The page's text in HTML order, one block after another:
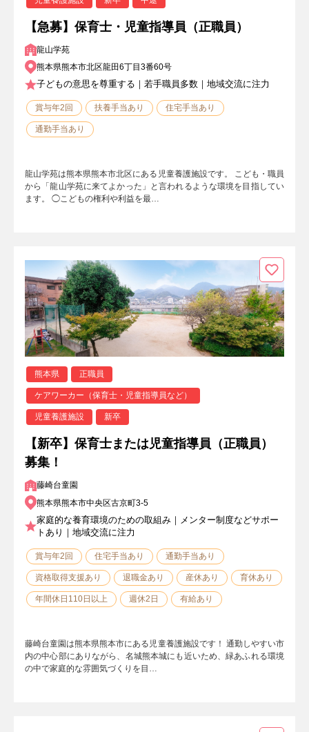
【急募】保育士・児童指導員（正職員）
龍山学苑
熊本県熊本市北区龍田6丁目3番60号
子どもの意思を尊重する｜若手職員多数｜地域交流に注力
賞与年2回 扶養手当あり 住宅手当あり
通勤手当あり
龍山学苑は熊本県熊本市北区にある児童養護施設です。 こども・職員
から「龍山学苑に来てよかった」と言われるような環境を目指してい
ます。 ◯こどもの権利や利益を最…
熊本県 正職員
ケアワーカー（保育士・児童指導員など）
児童養護施設 新卒
【新卒】保育士または児童指導員（正職員）
募集！
藤崎台童園
熊本県熊本市中央区古京町3-5
家庭的な養育環境のための取組み｜メンター制度などサポー
トあり｜地域交流に注力
賞与年2回 住宅手当あり 通勤手当あり
資格取得支援あり 退職金あり 産休あり 育休あり
年間休日110日以上 週休2日 有給あり
藤崎台童園は熊本県熊本市にある児童養護施設です！ 通勤しやすい市
内の中心部にありながら、名城熊本城にも近いため、緑あふれる環境
の中で家庭的な雰囲気づくりを目…